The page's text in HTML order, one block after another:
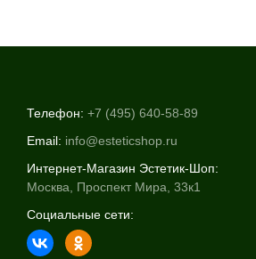
Телефон: +7 (495) 640-58-89
Email: info@esteticshop.ru
Интернет-Магазин Эстетик-Шоп:
Москва, Проспект Мира, 33к1
Социальные сети: